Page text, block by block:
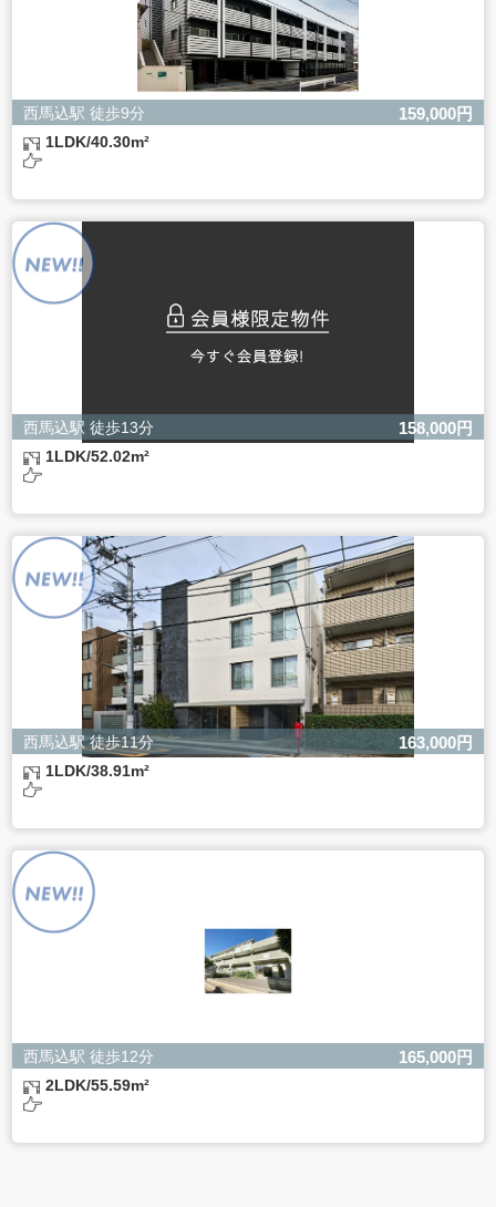
【お問合せ窓口】
株式会社バレッグス 個人情報問合せ窓口
住所 東京都目黒区鷹番2-5-21
電話 03-3794-1115
お問合せメールアドレス privacy@balleggs.co.jp
受付時間：平日10：30～17：00 ※弊社公休日を除く
よるものです。
ただし、必要な項目をいただけない場合、適切な対応がで
きない場合があります。
西馬込駅 徒歩9分 159,000円
1LDK/40.30m²
西馬込駅 徒歩13分 158,000円
1LDK/52.02m²
西馬込駅 徒歩11分 163,000円
1LDK/38.91m²
西馬込駅 徒歩12分 165,000円
2LDK/55.59m²